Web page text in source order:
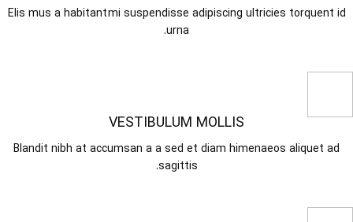
Elis mus a habitant mi suspendisse adipiscing ultricies torquent id
urna.
VESTIBULUM MOLLIS
Blandit nibh at accumsan a a sed et diam himenaeos aliquet ad
sagittis.